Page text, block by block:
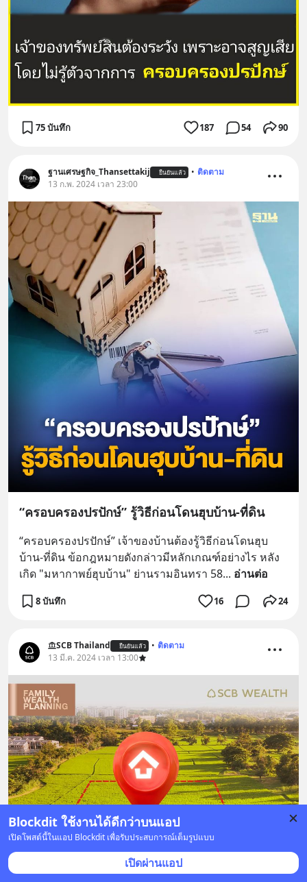
Blockdit ใช้งานได้ดีกว่าบนแอป
เปิดโพสต์นี้ในแอป Blockdit เพื่อรับประสบการณ์เต็มรูปแบบ
เปิดผ่านแอป
75 บันทึก 187 54 90
ฐานเศรษฐกิจ_Thansettakij ยืนยันแล้ว • ติดตาม
13 ก.พ. 2024 เวลา 23:00
“ครอบครองปรปักษ์” รู้วิธีก่อนโดนฮุบบ้าน-ที่ดิน
“ครอบครองปรปักษ์” เจ้าของบ้านต้องรู้วิธีก่อนโดนฮุบ
บ้าน-ที่ดิน ข้อกฎหมายดังกล่าวมีหลักเกณฑ์อย่างไร หลัง
เกิด "มหากาพย์ฮุบบ้าน" ย่านรามอินทรา 58... อ่านต่อ
8 บันทึก 16 24
SCB Thailand ยืนยันแล้ว • ติดตาม
13 มี.ค. 2024 เวลา 13:00